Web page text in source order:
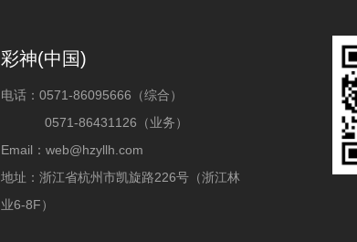
彩神(中国)
电话： 0571-86095666（综合）
0571-86431126（业务）
Email：web@hzyllh.com
地址：浙江省杭州市凯旋路226号（浙江林
业6-8F）